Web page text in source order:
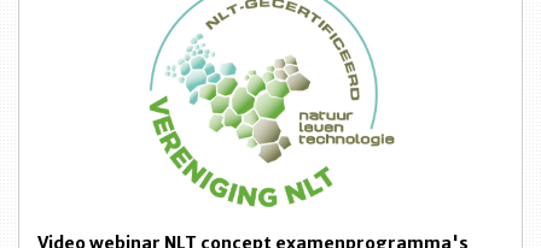
Video webinar NLT concept examenprogramma's